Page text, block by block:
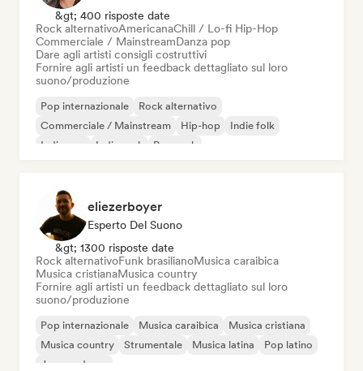
&gt; 400 risposte date
Rock alternativoAmericanaChill / Lo-fi Hip-Hop
Commerciale / MainstreamDanza pop
Dare agli artisti consigli costruttivi
Fornire agli artisti un feedback dettagliato sul loro
suono/produzione
Pop internazionale
Rock alternativo
Commerciale / Mainstream
Hip-hop
Indie folk
Indie pop
Indie rock Pop rock
eliezerboyer
Esperto Del Suono
&gt; 1300 risposte date
Rock alternativoFunk brasilianoMusica caraibica
Musica cristianaMusica country
Fornire agli artisti un feedback dettagliato sul loro
suono/produzione
Pop internazionale Musica caraibica
Musica cristiana
Musica country
Strumentale Musica latina
Pop latino
Jazz moderno